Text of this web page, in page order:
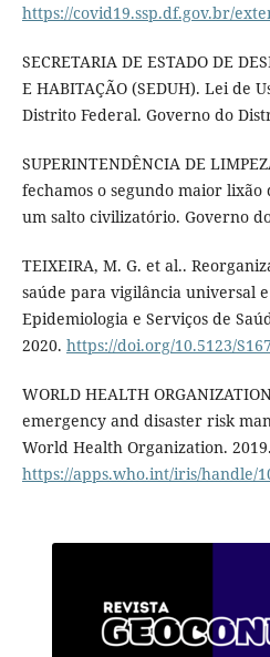
https://covid19.ssp.df.gov.br/
SECRETARIA DE ESTADO DE
E HABITAÇÃO (SEDUH). Lei de
Distrito Federal. Governo do
SUPERINTENDÊNCIA DE
fechamos o segundo maior
um salto civilizatório. Governo
TEIXEIRA, M. G. et al..
saúde para vigilância universal e
Epidemiologia e Serviços de
2020. https://doi.org/10.5123/
WORLD HEALTH
emergency and disaster risk
World Health Organization. 2019.
https://apps.who.int/iris/handle/